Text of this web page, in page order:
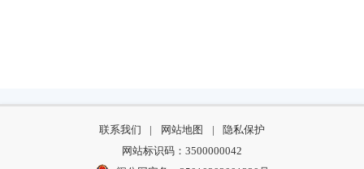
联系我们 | 网站地图 |
隐私保护
网站标识码：3500000042